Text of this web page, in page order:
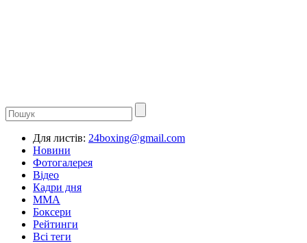
Для листів: 24boxing@gmail.com
Новини
Фотогалерея
Відео
Кадри дня
ММА
Боксери
Рейтинги
Всі теги